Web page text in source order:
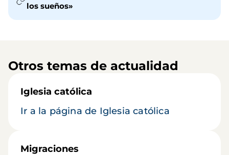
los sueños»
Otros temas de actualidad
Iglesia católica
Ir a la página de Iglesia católica
Migraciones